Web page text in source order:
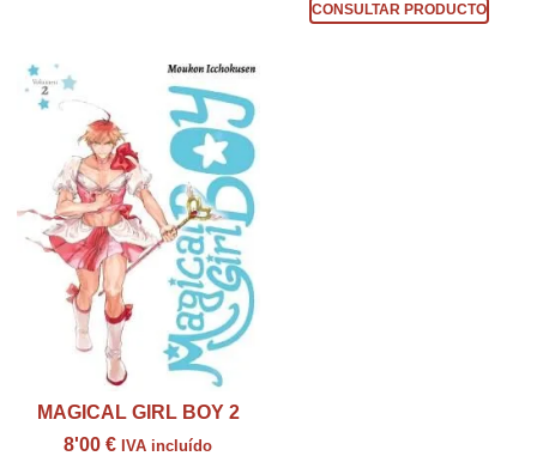
CONSULTAR PRODUCTO
MAGICAL GIRL BOY 2
8'00€ IVA incluído